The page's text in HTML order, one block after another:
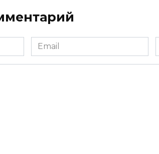
Email
*